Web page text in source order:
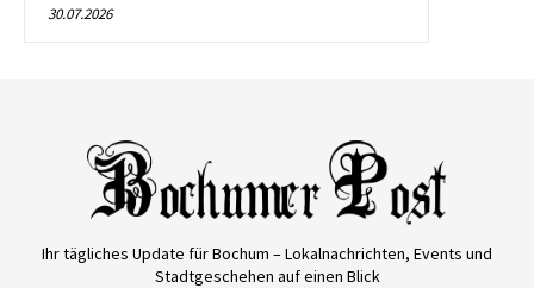
30.07.2026
Ihr tägliches Update für Bochum – Lokalnachrichten, Events und
Stadtgeschehen auf einen Blick